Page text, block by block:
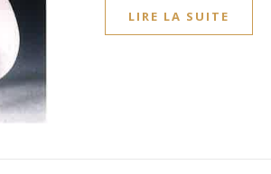
LIRE LA SUITE